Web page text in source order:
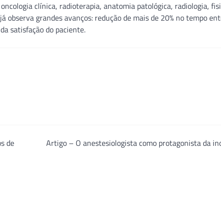
clínica, radioterapia, anatomia patológica, radiologia,
grandes avanços: redução de mais de 20% no tempo
satisfação do paciente.
de
Artigo – O anestesiologista como protagonista da